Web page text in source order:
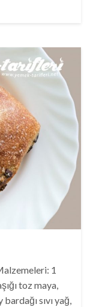
1
toz maya,
sıvı yağ,